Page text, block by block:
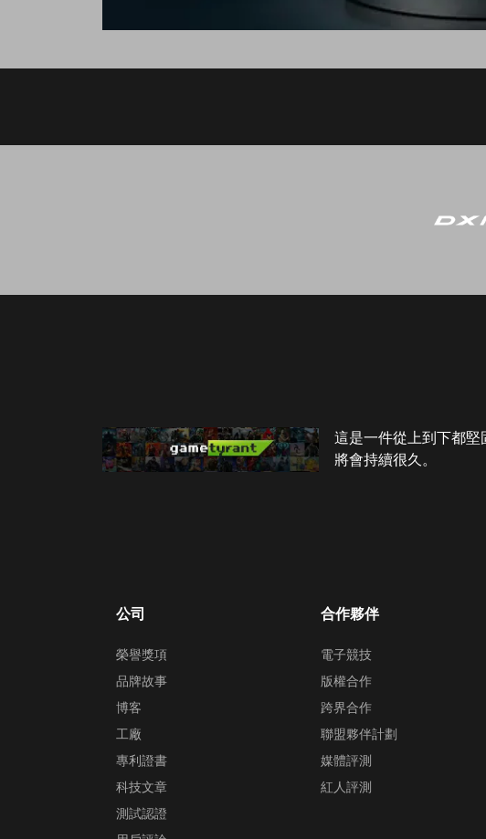
這是一件從上到下都堅
將會持續很久。
公司
榮譽獎項
品牌故事
博客
工廠
專利證書
科技文章
測試認證
合作夥伴
電子競技
版權合作
跨界合作
聯盟夥伴計劃
媒體評測
紅人評測